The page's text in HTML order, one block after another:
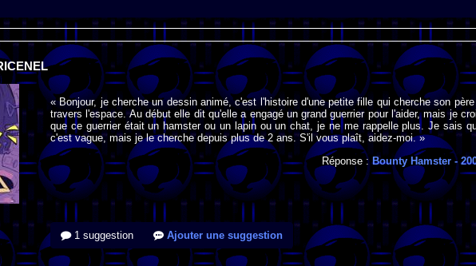
« Bonjour, je cherche un dessin animé, c'est l'histoire d'une petite fille qui cherche son
travers l'espace. Au début elle dit qu'elle a engagé un grand guerrier pour l'aider, mais je
que ce guerrier était un hamster ou un lapin ou un chat, je ne me rappelle plus. Je sais
c'est vague, mais je le cherche depuis plus de 2 ans. S'il vous plaît, aidez-moi. »
Réponse :Bounty Hamster -
1 suggestion Ajouter une suggestion